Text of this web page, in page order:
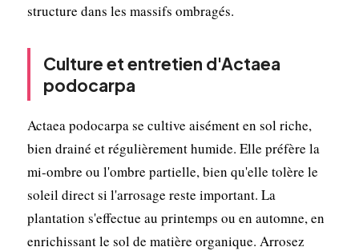
structure dans les massifs ombragés.
Culture et entretien d'Actaea
podocarpa
Actaea podocarpa se cultive aisément en sol riche,
bien drainé et régulièrement humide. Elle préfère la
mi-ombre ou l'ombre partielle, bien qu'elle tolère le
soleil direct si l'arrosage reste important. La
plantation s'effectue au printemps ou en automne, en
enrichissant le sol de matière organique. Arrosez